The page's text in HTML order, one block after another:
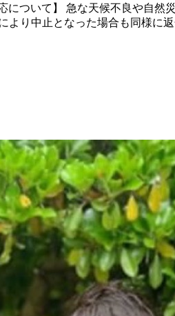
について】 急な天候不良や自
り中止となった場合も同様に返